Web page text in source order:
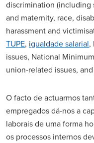
discrimination (including
and maternity, race,
harassment and
TUPE, igualdade salarial,
issues, National
union-related issues, and
O facto de actuarmos
empregados dá-nos a
laborais de uma forma
os processos internos